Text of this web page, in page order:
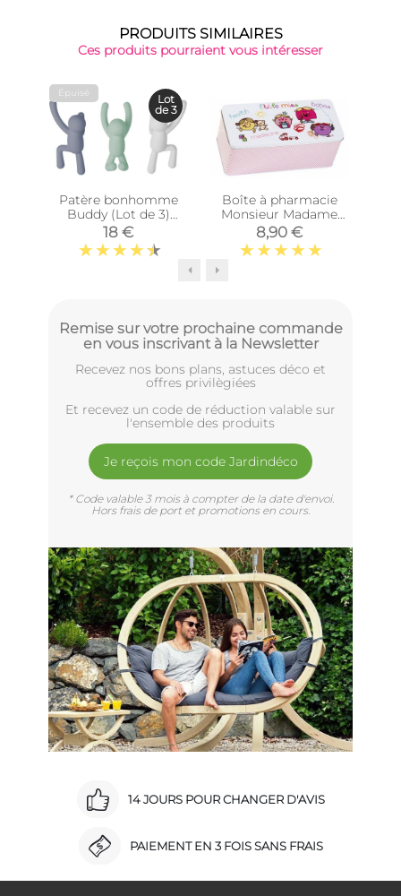
PRODUITS SIMILAIRES
Ces produits pourraient vous intéresser
Épuisé
Patère bonhomme
Buddy (Lot de 3)
(Lilas - Menthe -
Blanc)
18 €
Lot
de 3
Boîte à pharmacie
Monsieur Madame
(Little Miss)
8,90 €
Remise sur votre prochaine commande
en vous inscrivant à la Newsletter
Recevez nos bons plans, astuces déco et
offres privilègiées
Et recevez un code de réduction valable sur
l'ensemble des produits
Je reçois mon code Jardindéco
* Code valable 3 mois à compter de la date d'envoi.
Hors frais de port et promotions en cours.
14 JOURS POUR CHANGER D'AVIS
PAIEMENT EN 3 FOIS SANS FRAIS